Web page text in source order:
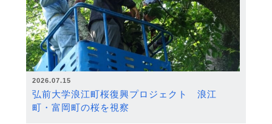
2026.07.15
弘前大学浪江町桜復興プロジェクト 浪江
町・富岡町の桜を視察